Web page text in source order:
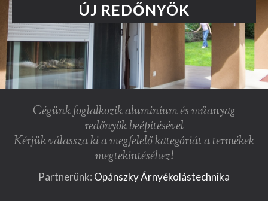
ÚJ REDŐNYÖK
Cégünk foglalkozik aluminíum és műanyag
redőnyök beépítésével
Kérjük válassza ki a megfelelő kategóriát a termékek
megtekintéséhez!
Partnerünk: Opánszky Árnyékolástechnika